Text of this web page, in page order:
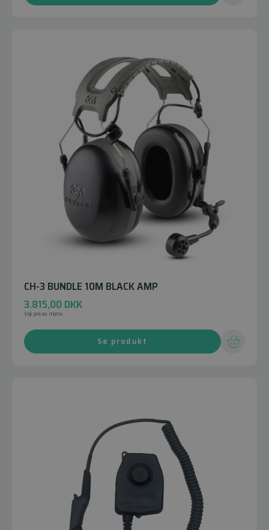
CH-3 BUNDLE 10M BLACK AMP
3.815,00 DKK
Vejl. pris ex. moms
Se produkt